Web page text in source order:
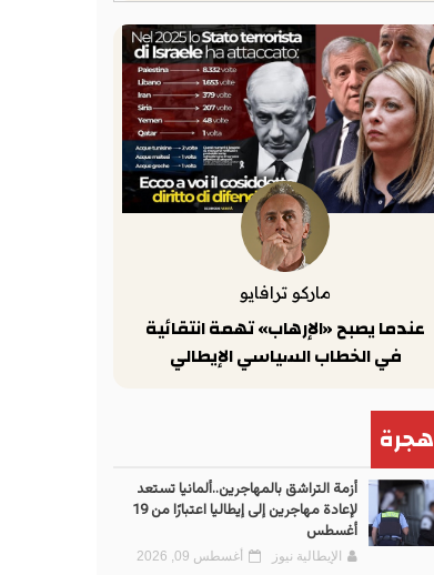
ماركو ترافايو
عندما يصبح «الإرهاب» تهمة انتقائية
في الخطاب السياسي الإيطالي
هجرة
أزمة التراشق بالمهاجرين..ألمانيا تستعد
لإعادة مهاجرين إلى إيطاليا اعتبارًا من 19
أغسطس
الإيطالية نيوز أغسطس 09, 2026